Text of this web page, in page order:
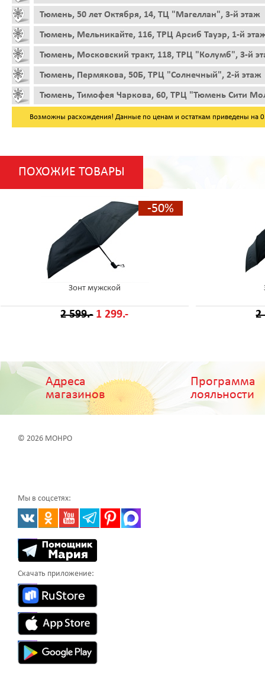
Тюмень, 50 лет Октября, 14, ТЦ "Магеллан", 3-й этаж
Тюмень, Мельникайте, 116, ТРЦ Арсиб Тауэр, 1-й
Тюмень, Московский тракт, 118, ТРЦ "Колумб", 3-й
Тюмень, Пермякова, 50Б, ТРЦ "Солнечный", 2-й этаж
Тюмень, Тимофея Чаркова, 60, ТРЦ "Тюмень Сити
Возможны расхождения! Данные по ценам и остаткам приведены на
ПОХОЖИЕ ТОВАРЫ
-50%
Зонт мужской
2 599.- 1 299.- 2
Адреса
магазинов
Программа
лояльности
© 2026 МОНРО
Мы в соцсетях:
Скачать приложение: